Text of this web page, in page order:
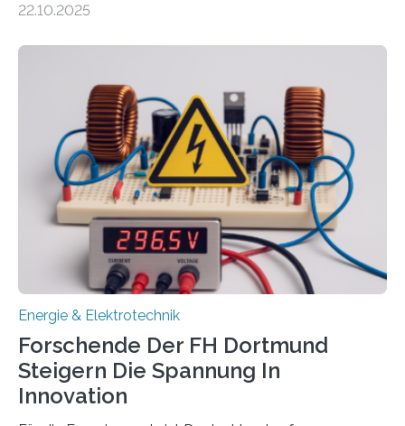
neuen EU-geförderten Transfer-Projekte zu
Energietechnologien werden vom Europäischen
Sozialfonds Plus (ESF+) gefördert – mit einer
Gesamtsumme von mehr als zwei Millionen Euro.
Damit zählt die Hochschule zu den großen
Gewinnerinnen der aktuellen Förderrunde des
Bayerischen Wissenschaftsministeriums. Im
Mittelpunkt steht der direkte Wissenstransfer: Neue
wissenschaftliche Erkenntnisse sollen rasch in die
22.10.2025
Energie & Elektrotechnik
Forschende Der FH Dortmund
Steigern Die Spannung In
Innovation